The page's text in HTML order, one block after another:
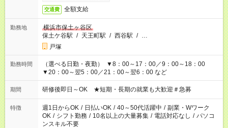
交通費 全額支給
勤務地
横浜市保土ヶ谷区
保土ケ谷駅 / 天王町駅 / 西谷駅 / …
戸塚
勤務時間
（選べる日勤・夜勤） ▼8：00～17：00／9：00～18：00
▼20：00～翌5：00／21：00～翌6：00 など
期間 研修後即日～OK ★短期・長期の就業も大歓迎＃急募
特徴 週1日からOK / 日払いOK / 40～50代活躍中 / 副業・Wワーク
OK / シフト勤務 / 10名以上の大量募集 / 電話対応なし / パソコ
ンスキル不要